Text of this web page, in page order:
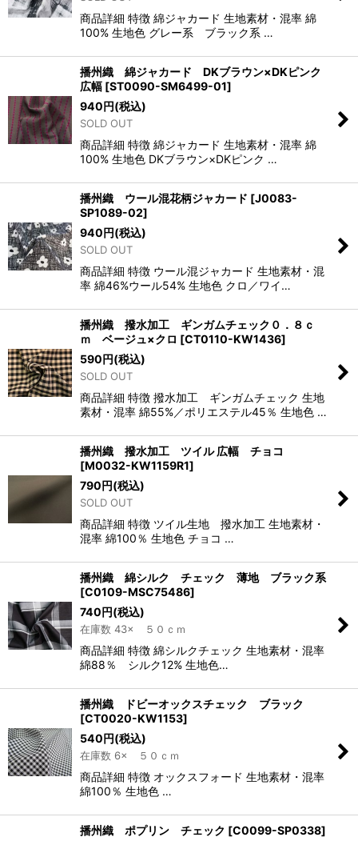
商品詳細 特徴 綿ジャカード 生地素材・混率 綿
100% 生地色 グレー系 ブラック系 …
播州織 綿ジャカード DKブラウン×DKピンク
広幅 [ST0090-SM6499-01]
940円(税込)
SOLD OUT
商品詳細 特徴 綿ジャカード 生地素材・混率 綿
100% 生地色 DKブラウン×DKピンク …
播州織 ウール混花柄ジャカード [J0083-
SP1089-02]
940円(税込)
SOLD OUT
商品詳細 特徴 ウール混ジャカード 生地素材・混
率 綿46%ウール54% 生地色 クロ／ワイ…
播州織 撥水加工 ギンガムチェック０．８ｃ
ｍ ベージュ×クロ [CT0110-KW1436]
590円(税込)
SOLD OUT
商品詳細 特徴 撥水加工 ギンガムチェック 生地
素材・混率 綿55%／ポリエステル45％ 生地色 …
播州織 撥水加工 ツイル 広幅 チョコ
[M0032-KW1159R1]
790円(税込)
SOLD OUT
商品詳細 特徴 ツイル生地 撥水加工 生地素材・
混率 綿100％ 生地色 チョコ …
播州織 綿シルク チェック 薄地 ブラック系
[C0109-MSC75486]
740円(税込)
在庫数 43× ５０ｃｍ
商品詳細 特徴 綿シルクチェック 生地素材・混率
綿88％ シルク12% 生地色…
播州織 ドビーオックスチェック ブラック
[CT0020-KW1153]
540円(税込)
在庫数 6× ５０ｃｍ
商品詳細 特徴 オックスフォード 生地素材・混率
綿100％ 生地色 …
播州織 ポプリン チェック [C0099-SP0338]